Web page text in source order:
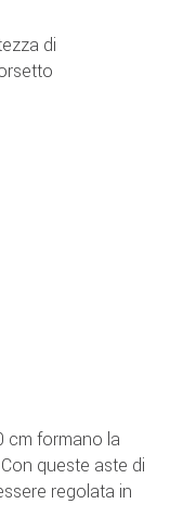
di
cm formano la
queste aste di
regolata in